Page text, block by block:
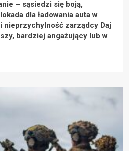
– sąsiedzi się boją,
dla ładowania auta w
nieprzychylność zarządcy Daj
bardziej angażujący lub w